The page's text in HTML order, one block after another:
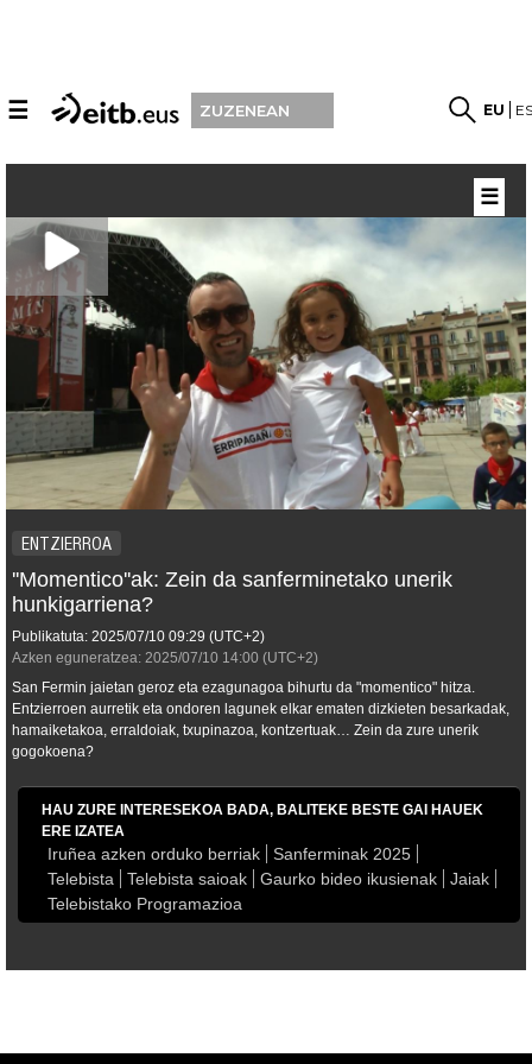
☰ ZUZENEAN EU
ENTZIERROA
''Momentico''ak: Zein da sanferminetako unerik
hunkigarriena?
Publikatuta: 2025/07/10 09:29 (UTC+2)
Azken eguneratzea: 2025/07/10 14:00 (UTC+2)
San Fermin jaietan geroz eta ezagunagoa bihurtu da "momentico" hitza.
Entzierroen aurretik eta ondoren lagunek elkar ematen dizkieten besarkadak,
hamaiketakoa, erraldoiak, txupinazoa, kontzertuak… Zein da zure unerik
gogokoena?
HAU ZURE INTERESEKOA BADA, BALITEKE BESTE GAI HAUEK
ERE IZATEA
Iruñea azken orduko berriak
Sanferminak 2025
Telebista
Telebista saioak Gaurko bideo ikusienak
Jaiak
Telebistako Programazioa
☰